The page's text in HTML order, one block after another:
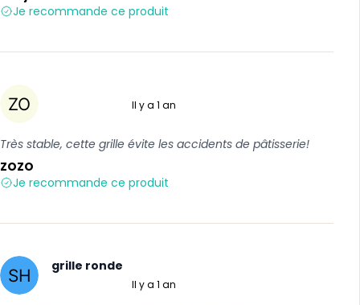
Je recommande ce produit
Il y a 1 an
Très stable, cette grille évite les accidents de pâtisserie!
ZOZO
Je recommande ce produit
grille ronde
Il y a 1 an